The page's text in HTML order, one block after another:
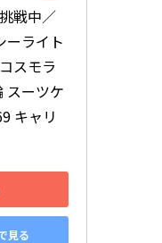
戦中／
ーライト
スモラ
スーツケ
キャリ
見る